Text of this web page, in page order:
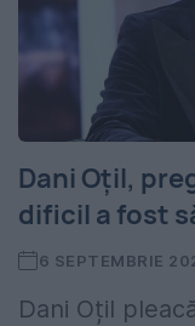
Dani Oțil,
dificil a fost
6 SEPTEMBRIE
Dani Oțil